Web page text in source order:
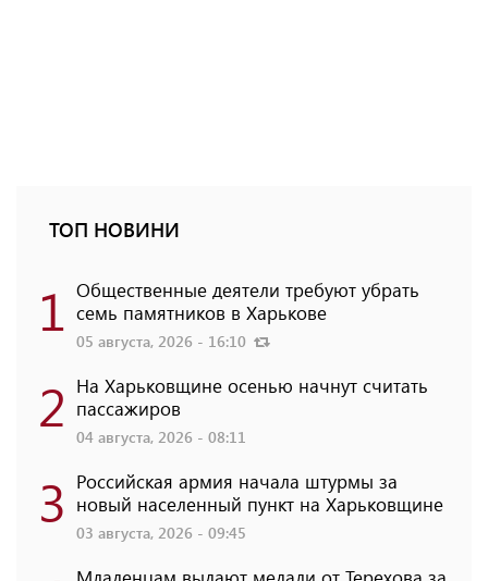
ТОП НОВИНИ
1 Общественные деятели требуют убрать
семь памятников в Харькове
05 августа, 2026 - 16:10
2 На Харьковщине осенью начнут считать
пассажиров
04 августа, 2026 - 08:11
3 Российская армия начала штурмы за
новый населенный пункт на Харьковщине
03 августа, 2026 - 09:45